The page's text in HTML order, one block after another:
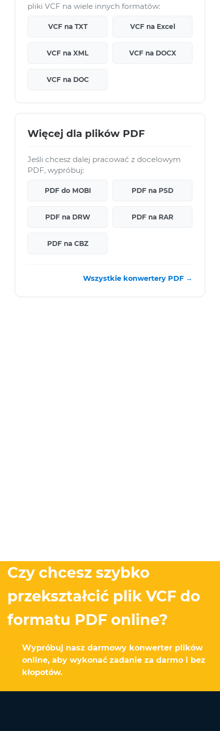
pliki VCF na wiele innych formatów:
VCF na TXT VCF na Excel
VCF na XML VCF na DOCX
VCF na DOC
Więcej dla plików PDF
Jeśli chcesz dalej pracować z docelowym
PDF, wypróbuj:
PDF do MOBI PDF na PSD
PDF na DRW PDF na RAR
PDF na CBZ
Wszystkie konwertery PDF →
Czy chcesz szybko
przekształcić plik VCF do
formatu PDF online?
Wypróbuj nasz darmowy konwerter plików
online, aby wykonać zadanie za darmo i bez
kłopotów.